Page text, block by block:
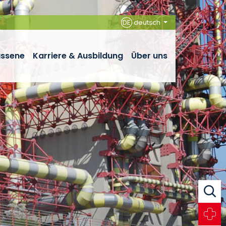
DEdeutsch
Karriere & Ausbildung Über uns
Notfall